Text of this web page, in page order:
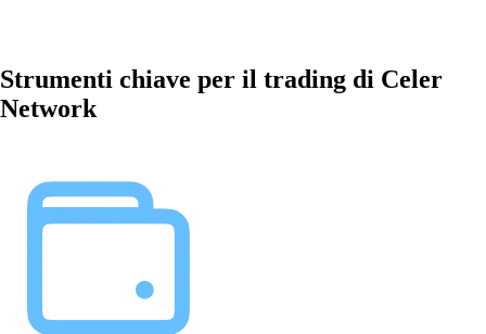
Strumenti chiave per il trading di Celer
Network